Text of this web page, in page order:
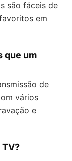
são fáceis de
em
que um
de
vários
e
TV?